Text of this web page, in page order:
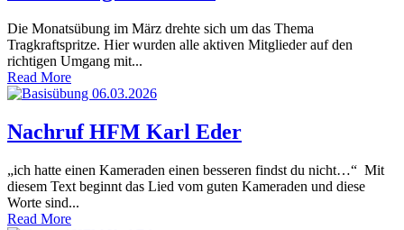
Die Monatsübung im März drehte sich um das Thema
Tragkraftspritze. Hier wurden alle aktiven Mitglieder auf den
richtigen Umgang mit...
Read More
Nachruf HFM Karl Eder
„ich hatte einen Kameraden einen besseren findst du nicht…“ Mit
diesem Text beginnt das Lied vom guten Kameraden und diese
Worte sind...
Read More